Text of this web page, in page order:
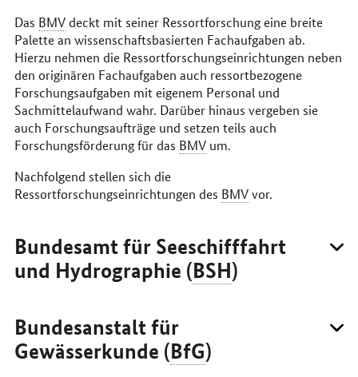
Das BMVdeckt mit seiner Ressortforschung eine breite
Palette an wissenschaftsbasierten Fachaufgaben ab.
Hierzu nehmen die Ressortforschungseinrichtungen neben
den originären Fachaufgaben auch ressortbezogene
Forschungsaufgaben mit eigenem Personal und
Sachmittelaufwand wahr. Darüber hinaus vergeben sie
auch Forschungsaufträge und setzen teils auch
Forschungsförderung für das BMVum.
Nachfolgend stellen sich die
Ressortforschungseinrichtungen des BMVvor.
Bundesamt für Seeschifffahrt
und Hydrographie (BSH)
Bundesanstalt für
Gewässerkunde (BfG)